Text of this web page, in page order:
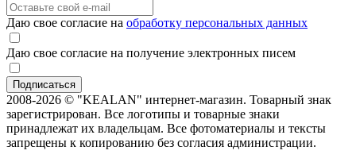
Даю свое согласие на обработку персональных данных
Даю свое согласие на получение электронных писем
2008-2026 © "KEALAN" интернет-магазин. Товарный знак
зарегистрирован. Все логотипы и товарные знаки
принадлежат их владельцам. Все фотоматериалы и тексты
запрещены к копированию без согласия администрации.